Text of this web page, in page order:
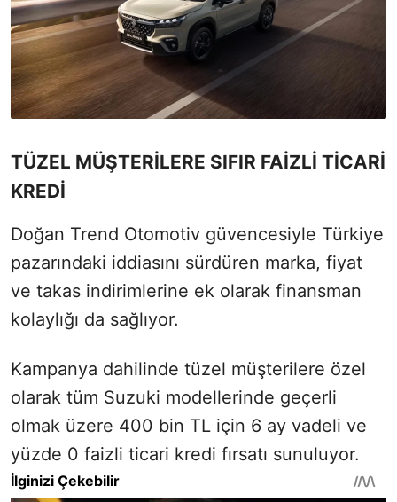
TÜZEL MÜŞTERİLERE SIFIR FAİZLİ TİCARİ
KREDİ
Doğan Trend Otomotiv güvencesiyle Türkiye
pazarındaki iddiasını sürdüren marka, fiyat
ve takas indirimlerine ek olarak finansman
kolaylığı da sağlıyor.
Kampanya dahilinde tüzel müşterilere özel
olarak tüm Suzuki modellerinde geçerli
olmak üzere 400 bin TL için 6 ay vadeli ve
yüzde 0 faizli ticari kredi fırsatı sunuluyor.